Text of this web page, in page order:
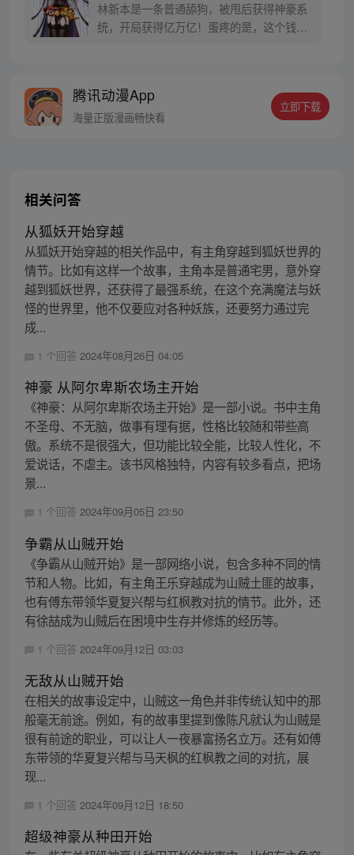
林新本是一条普通舔狗，被甩后获得神豪系
统，开局获得亿万亿！蛋疼的是，这个钱只
腾讯动漫App
海量正版漫画畅快看
立即下载
相关问答
从狐妖开始穿越
从狐妖开始穿越的相关作品中，有主角穿越到狐妖世界的
情节。比如有这样一个故事，主角本是普通宅男，意外穿
越到狐妖世界，还获得了最强系统，在这个充满魔法与妖
怪的世界里，他不仅要应对各种妖族，还要努力通过完
成...
1 个回答 2024年08月26日 04:05
神豪 从阿尔卑斯农场主开始
《神豪：从阿尔卑斯农场主开始》是一部小说。书中主角
不圣母、不无脑，做事有理有据，性格比较随和带些高
傲。系统不是很强大，但功能比较全能，比较人性化，不
爱说话，不虐主。该书风格独特，内容有较多看点，把场
景...
1 个回答 2024年09月05日 23:50
争霸从山贼开始
《争霸从山贼开始》是一部网络小说，包含多种不同的情
节和人物。比如，有主角王乐穿越成为山贼土匪的故事，
也有傅东带领华夏复兴帮与红枫教对抗的情节。此外，还
有徐喆成为山贼后在困境中生存并修炼的经历等。
1 个回答 2024年09月12日 03:03
无敌从山贼开始
在相关的故事设定中，山贼这一角色并非传统认知中的那
般毫无前途。例如，有的故事里提到像陈凡就认为山贼是
很有前途的职业，可以让人一夜暴富扬名立万。还有如傅
东带领的华夏复兴帮与马天枫的红枫教之间的对抗，展
现...
1 个回答 2024年09月12日 18:50
超级神豪从种田开始